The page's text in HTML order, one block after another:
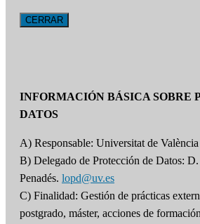
CERRAR
INFORMACIÓN BÁSICA SOBRE
DATOS
A) Responsable: Universitat de València
B) Delegado de Protección de Datos: D.
Penadés. lopd@uv.es
C) Finalidad: Gestión de prácticas
postgrado, máster, acciones de